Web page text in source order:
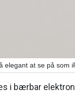
elegant at se på som
i bærbar